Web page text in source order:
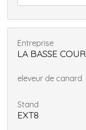
Entreprise
LA BASSE
eleveur de canard
Stand
EXT8